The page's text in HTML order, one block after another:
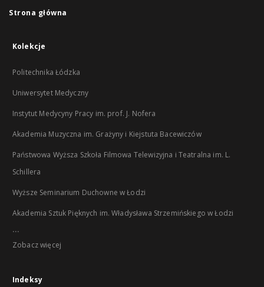
Strona główna
Kolekcje
Politechnika Łódzka
Uniwersytet Medyczny
Instytut Medycyny Pracy im. prof. J. Nofera
Akademia Muzyczna im. Grażyny i Kiejstuta Bacewiczów
Państwowa Wyższa Szkoła Filmowa Telewizyjna i Teatralna im. L.
Schillera
Wyższe Seminarium Duchowne w Łodzi
Akademia Sztuk Pięknych im. Władysława Strzemińskiego w Łodzi
...
Zobacz więcej
Indeksy